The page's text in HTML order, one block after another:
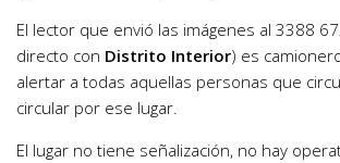
El lector que envió las imágenes al 3388
directo con Distrito Interior) es
alertar a todas aquellas personas que
circular por ese lugar.
El lugar no tiene señalización, no hay